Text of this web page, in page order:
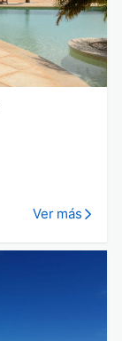
Ver más